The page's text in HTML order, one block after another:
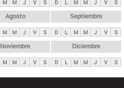
M M J V S D L M M J V S
Agosto
M M J V S
Septiembre
D L M M J V S
Noviembre
M M J V S
Diciembre
D L M M J V S